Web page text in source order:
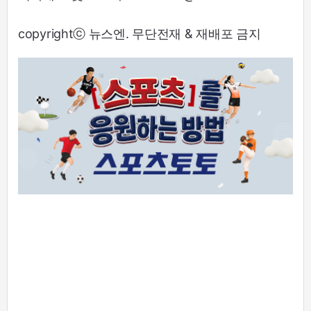
copyrightⓒ 뉴스엔. 무단전재 & 재배포 금지